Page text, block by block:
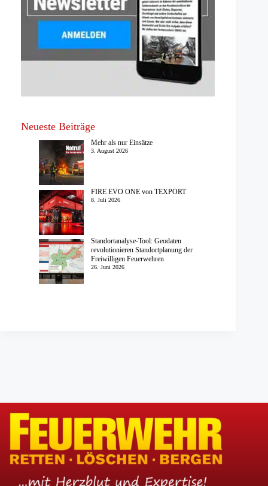
Neueste Beiträge
Mehr als nur Einsätze
3. August 2026
FIRE EVO ONE von TEXPORT
8. Juli 2026
Standortanalyse-Tool: Geodaten
revolutionieren Standortplanung der
Freiwilligen Feuerwehren
26. Juni 2026